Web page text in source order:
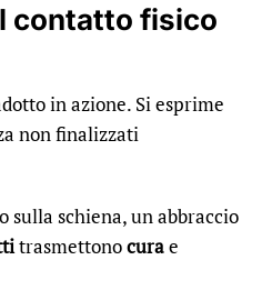
contatto fisico
in azione. Si esprime
non finalizzati
sulla schiena, un abbraccio
trasmettonocurae